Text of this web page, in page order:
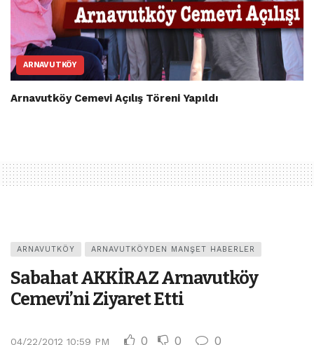
ARNAVUTKÖY
Arnavutköy Cemevi Açılış Töreni Yapıldı
ARNAVUTKÖY ARNAVUTKÖYDEN MANŞET HABERLER
Sabahat AKKİRAZ Arnavutköy
Cemevi’ni Ziyaret Etti
04/22/2012 10:59 PM 0 0 0